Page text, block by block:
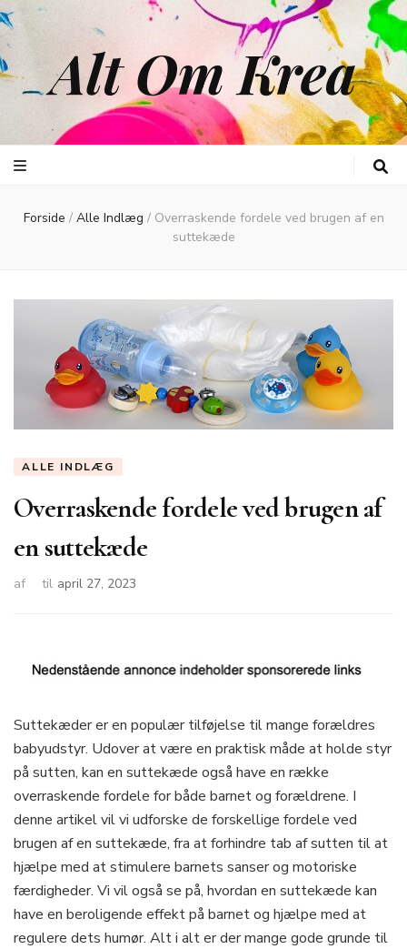
Alt Om Krea
Forside / Alle Indlæg / Overraskende fordele ved brugen af en
suttekæde
ALLE INDLÆG
Overraskende fordele ved brugen af
en suttekæde
af til april 27, 2023
Suttekæder er en populær tilføjelse til mange forældres
babyudstyr. Udover at være en praktisk måde at holde styr
på sutten, kan en suttekæde også have en række
overraskende fordele for både barnet og forældrene. I
denne artikel vil vi udforske de forskellige fordele ved
brugen af en suttekæde, fra at forhindre tab af sutten til at
hjælpe med at stimulere barnets sanser og motoriske
færdigheder. Vi vil også se på, hvordan en suttekæde kan
have en beroligende effekt på barnet og hjælpe med at
regulere dets humør. Alt i alt er der mange gode grunde til